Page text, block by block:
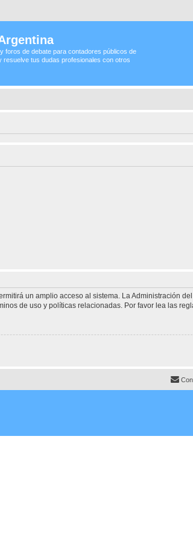
foros de debate para contadores públicos de
resuelve tus dudas profesionales con otros
un amplio acceso al sistema. La Administración
de uso y políticas relacionadas. Por favor lea las